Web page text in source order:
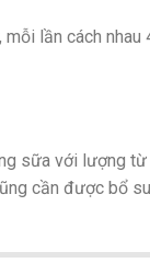
lần cách
sữa với lượng
cần được bổ